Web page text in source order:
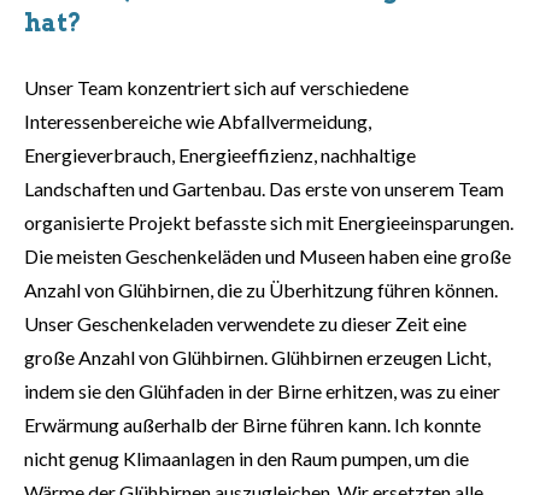
hat?
Unser Team konzentriert sich auf verschiedene
Interessenbereiche wie Abfallvermeidung,
Energieverbrauch, Energieeffizienz, nachhaltige
Landschaften und Gartenbau. Das erste von unserem Team
organisierte Projekt befasste sich mit Energieeinsparungen.
Die meisten Geschenkeläden und Museen haben eine große
Anzahl von Glühbirnen, die zu Überhitzung führen können.
Unser Geschenkeladen verwendete zu dieser Zeit eine
große Anzahl von Glühbirnen. Glühbirnen erzeugen Licht,
indem sie den Glühfaden in der Birne erhitzen, was zu einer
Erwärmung außerhalb der Birne führen kann. Ich konnte
nicht genug Klimaanlagen in den Raum pumpen, um die